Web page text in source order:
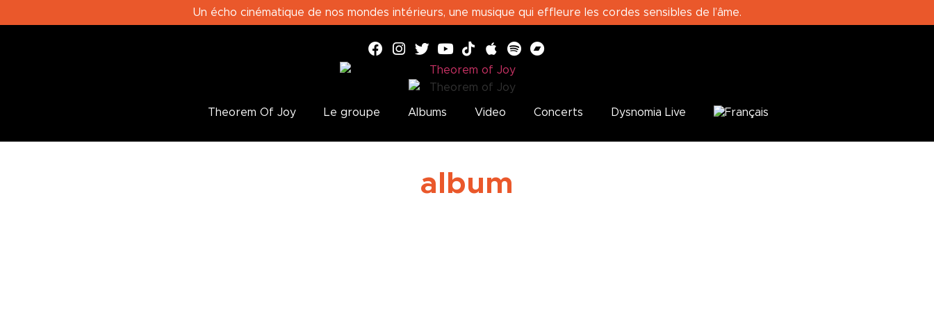
Un écho cinématique de nos mondes intérieurs, une musique qui effleure les cordes sensibles de l’âme.
Theorem Of Joy Le groupe Albums Video Concerts Dysnomia Live
album